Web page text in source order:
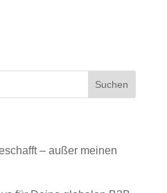
– außer meinen